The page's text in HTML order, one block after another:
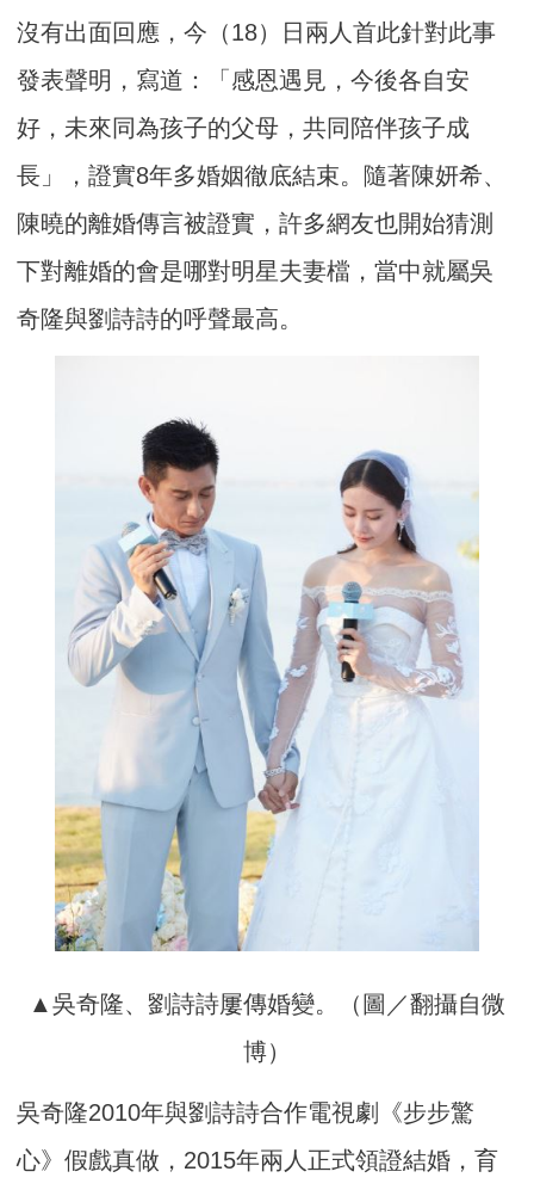
沒有出面回應，今（18）日兩人首此針對此事
發表聲明，寫道：「感恩遇見，今後各自安
好，未來同為孩子的父母，共同陪伴孩子成
長」，證實8年多婚姻徹底結束。隨著陳妍希、
陳曉的離婚傳言被證實，許多網友也開始猜測
下對離婚的會是哪對明星夫妻檔，當中就屬吳
奇隆與劉詩詩的呼聲最高。
▲吳奇隆、劉詩詩屢傳婚變。（圖／翻攝自微
博）
吳奇隆2010年與劉詩詩合作電視劇《步步驚
心》假戲真做，2015年兩人正式領證結婚，育